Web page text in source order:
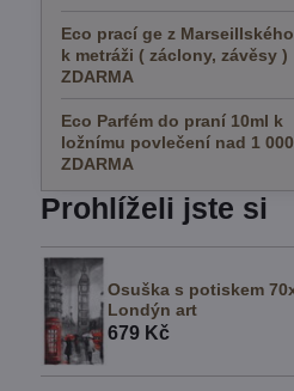
Eco prací ge z
k metráži ( záclony, závěsy )
ZDARMA
Eco Parfém do praní 10ml k
ložnímu povlečení nad 1
ZDARMA
Prohlíželi jste si
Osuška s potiskem
Londýn art
679 Kč